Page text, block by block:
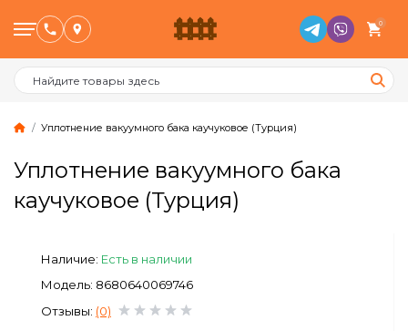
0
Птицеводство
Пчеловодство
Уплотнение вакуумного бака каучуковое (Турция)
Уплотнение вакуумного бака
каучуковое (Турция)
Наличие: Есть в наличии
Модель: 8680640069746
Отзывы: (0)